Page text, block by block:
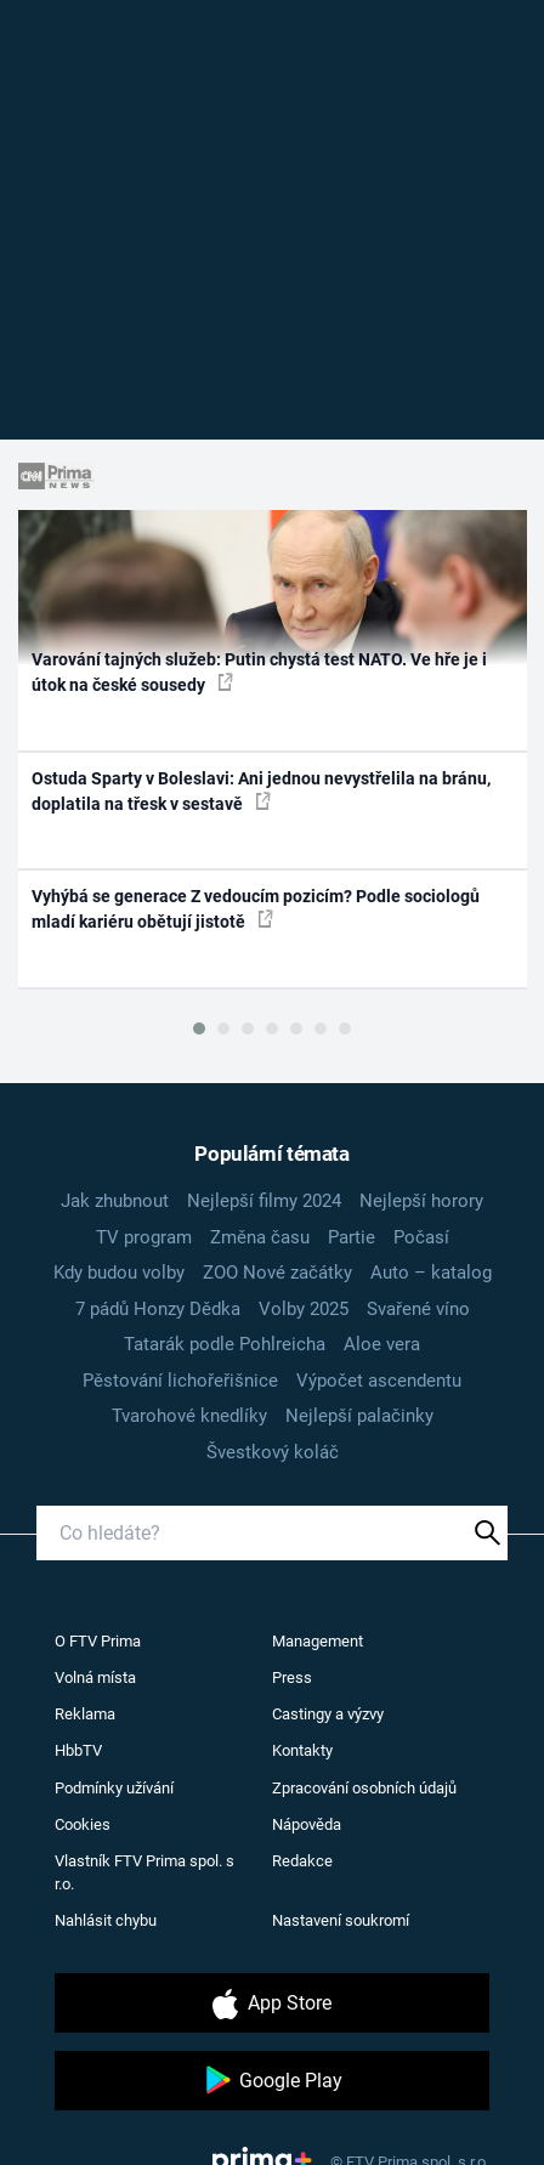
Varování tajných služeb: Putin chystá test NATO. Ve hře je i
útok na české sousedy
Ostuda Sparty v Boleslavi: Ani jednou nevystřelila na bránu,
doplatila na třesk v sestavě
Vyhýbá se generace Z vedoucím pozicím? Podle sociologů
mladí kariéru obětují jistotě
Populární témata
Jak zhubnout Nejlepší filmy 2024
Nejlepší horory
TV program
Změna času Partie
Počasí
Kdy budou volby
ZOO Nové začátky
Auto – katalog
7 pádů Honzy Dědka
Volby 2025
Svařené víno
Tatarák podle Pohlreicha
Aloe vera
Pěstování lichořeřišnice
Výpočet ascendentu
Tvarohové knedlíky
Nejlepší palačinky
Švestkový koláč
O FTV Prima Management
Volná místa Press
Reklama Castingy a výzvy
HbbTV Kontakty
Podmínky užívání Zpracování osobních údajů
Cookies Nápověda
Vlastník FTV Prima spol. s
r.o.
Redakce
Nahlásit chybu Nastavení soukromí
App Store
Google Play